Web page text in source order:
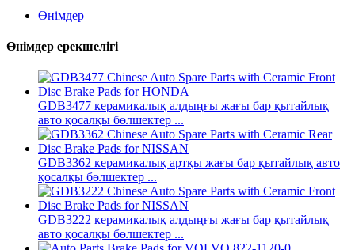
Өнімдер
Өнімдер ерекшелігі
GDB3477 керамикалық алдыңғы жағы бар қытайлық
авто қосалқы бөлшектер ...
GDB3362 керамикалық артқы жағы бар қытайлық авто
қосалқы бөлшектер ...
GDB3222 керамикалық алдыңғы жағы бар қытайлық
авто қосалқы бөлшектер ...